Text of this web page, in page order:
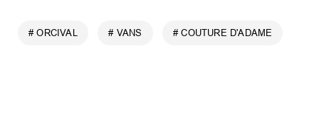
# ORCIVAL # VANS # COUTURE D'ADAME